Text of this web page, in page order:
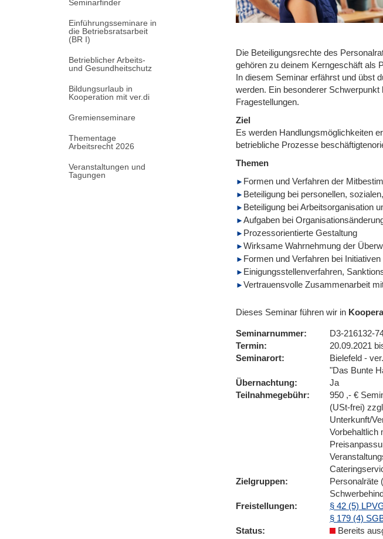
Seminarfinder
Einführungsseminare in
die Betriebsratsarbeit
(BR I)
Betrieblicher Arbeits-
und Gesundheitschutz
Bildungsurlaub in
Kooperation mit ver.di
Gremienseminare
Thementage
Arbeitsrecht 2026
Veranstaltungen und
Tagungen
Die Beteiligungsrechte des
gehören zu deinem Kerngeschäft als
In diesem Seminar erfährst und übst
werden. Ein besonderer
Fragestellungen.
Ziel
Es werden Handlungsmöglichkeiten
betriebliche Prozesse
Themen
Formen und Verfahren der
Beteiligung bei personellen,
Beteiligung bei Arbeitsorganisation
Aufgaben bei
Prozessorientierte Gestaltung
Wirksame Wahrnehmung der
Formen und Verfahren bei
Einigungsstellenverfahren,
Vertrauensvolle Zusammenarbeit
Dieses Seminar führen wir in
Seminarnummer
D3-216132-
Termin
20.09.2021
Seminarort
Bielefeld -
"Das Bunte
Übernachtung
Ja
Teilnahmegebühr
950 ,- €
(USt-frei)
Unterkunft/
Vorbehaltlich
Zielgruppen
Personalräte
Freistellungen
§ 42 (5)
§ 179 (4)
Status
Bereits